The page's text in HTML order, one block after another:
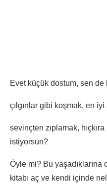
Evet küçük dostum, sen de
çılgınlar gibi koşmak, en iyi
sevinçten zıplamak, hıçkıra
istiyorsun?
Öyle mi? Bu yaşadıklarına
kitabı aç ve kendi içinde